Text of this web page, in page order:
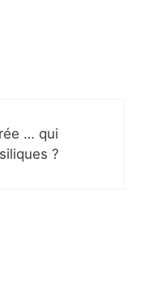
… qui
?